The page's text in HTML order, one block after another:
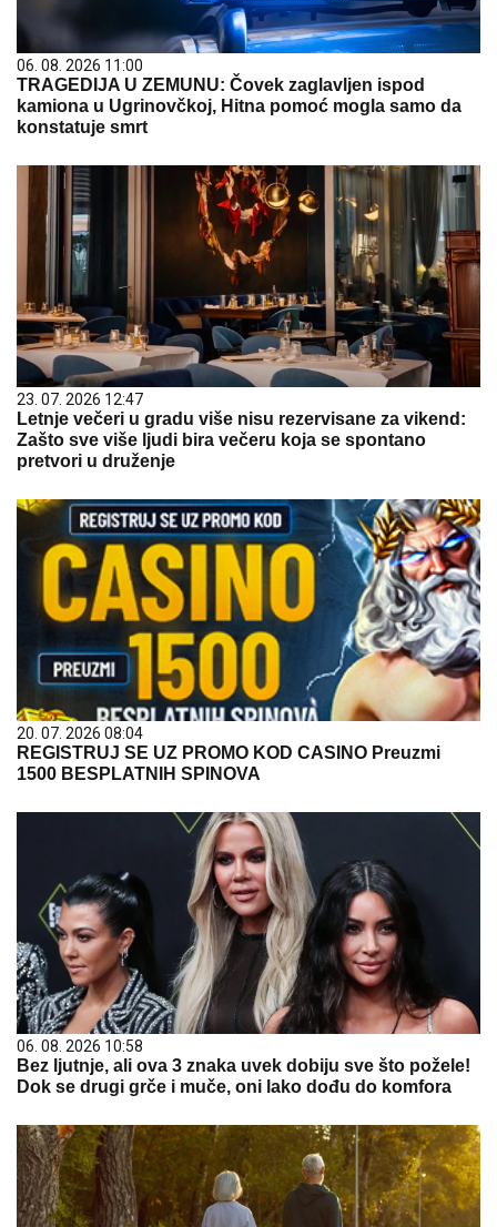
06. 08. 2026 11:00
TRAGEDIJA U ZEMUNU: Čovek zaglavljen ispod
kamiona u Ugrinovčkoj, Hitna pomoć mogla samo da
konstatuje smrt
23. 07. 2026 12:47
Letnje večeri u gradu više nisu rezervisane za vikend:
Zašto sve više ljudi bira večeru koja se spontano
pretvori u druženje
20. 07. 2026 08:04
REGISTRUJ SE UZ PROMO KOD CASINO Preuzmi
1500 BESPLATNIH SPINOVA
06. 08. 2026 10:58
Bez ljutnje, ali ova 3 znaka uvek dobiju sve što požele!
Dok se drugi grče i muče, oni lako dođu do komfora